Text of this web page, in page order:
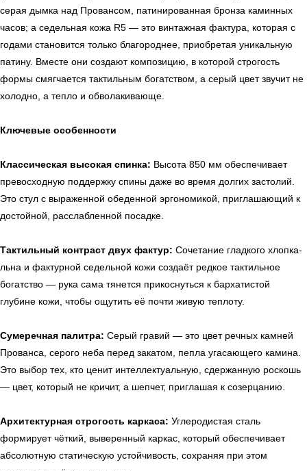
серая дымка над Провансом, патинированная бронза каминных
часов; а седельная кожа R5 — это винтажная фактура, которая с
годами становится только благороднее, приобретая уникальную
патину. Вместе они создают композицию, в которой строгость
формы смягчается тактильным богатством, а серый цвет звучит не
холодно, а тепло и обволакивающе.
Ключевые особенности
Классическая высокая спинка: Высота 850 мм обеспечивает
превосходную поддержку спины даже во время долгих застолий.
Это стул с выраженной обеденной эргономикой, приглашающий к
достойной, расслабленной посадке.
Тактильный контраст двух фактур: Сочетание гладкого хлопка-
льна и фактурной седельной кожи создаёт редкое тактильное
богатство — рука сама тянется прикоснуться к бархатистой
глубине кожи, чтобы ощутить её почти живую теплоту.
Сумеречная палитра: Серый гравий — это цвет речных камней
Прованса, серого неба перед закатом, пепла угасающего камина.
Это выбор тех, кто ценит интеллектуальную, сдержанную роскошь
— цвет, который не кричит, а шепчет, приглашая к созерцанию.
Архитектурная строгость каркаса: Углеродистая сталь
формирует чёткий, выверенный каркас, который обеспечивает
абсолютную статическую устойчивость, сохраняя при этом